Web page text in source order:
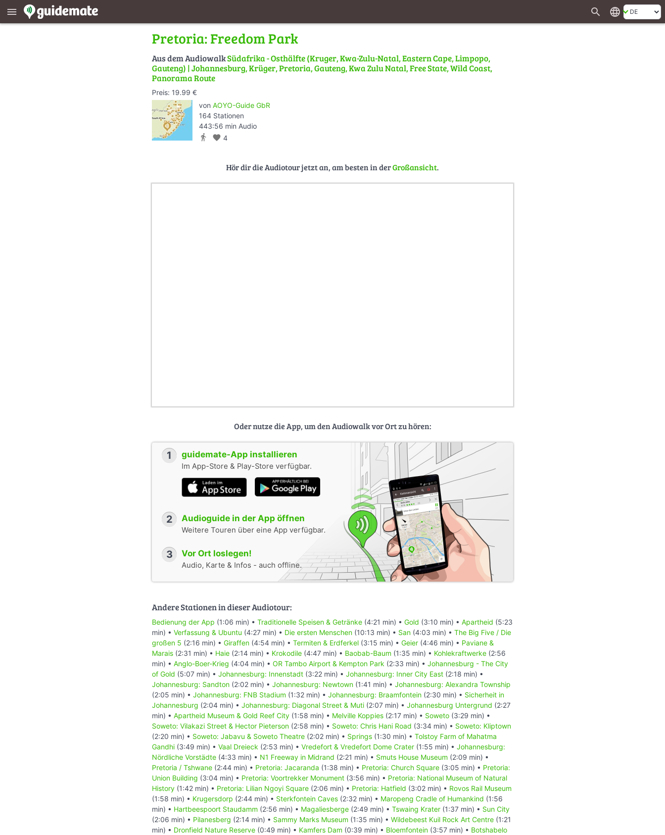
menu search language
Pretoria: Freedom Park
Aus dem AudiowalkSüdafrika - Osthälfte (Kruger, Kwa-Zulu-Natal, Eastern Cape, Limpopo,
Gauteng) | Johannesburg, Krüger, Pretoria, Gauteng, Kwa Zulu Natal, Free State, Wild Coast,
Panorama Route
Preis: 19.99 €
von AOYO-Guide GbR
164 Stationen
443:56 min Audio
directions_walk favorite 4
Hör dir die Audiotour jetzt an, am besten in derGroßansicht.
Oder nutze die App, um den Audiowalk vor Ort zu hören:
1 guidemate-App installieren
Im App-Store & Play-Store verfügbar.
2 Audioguide in der App öffnen
Weitere Touren über eine App verfügbar.
3 Vor Ort loslegen!
Audio, Karte & Infos - auch offline.
Andere Stationen in dieser Audiotour:
Bedienung der App (1:06 min) • Traditionelle Speisen & Getränke (4:21 min) • Gold (3:10 min) • Apartheid (5:23
min) • Verfassung & Ubuntu (4:27 min) • Die ersten Menschen (10:13 min) • San (4:03 min) • The Big Five / Die
großen 5 (2:16 min) • Giraffen (4:54 min) • Termiten & Erdferkel (3:15 min) • Geier (4:46 min) • Paviane &
Marais (2:31 min) • Haie (2:14 min) • Krokodile (4:47 min) • Baobab-Baum (1:35 min) • Kohlekraftwerke (2:56
min) • Anglo-Boer-Krieg (4:04 min) • OR Tambo Airport & Kempton Park (2:33 min) • Johannesburg - The City
of Gold (5:07 min) • Johannesburg: Innenstadt (3:22 min) • Johannesburg: Inner City East (2:18 min) •
Johannesburg: Sandton (2:02 min) • Johannesburg: Newtown (1:41 min) • Johannesburg: Alexandra Township
(2:05 min) • Johannesburg: FNB Stadium (1:32 min) • Johannesburg: Braamfontein (2:30 min) • Sicherheit in
Johannesburg (2:04 min) • Johannesburg: Diagonal Street & Muti (2:07 min) • Johannesburg Untergrund (2:27
min) • Apartheid Museum & Gold Reef City (1:58 min) • Melville Koppies (2:17 min) • Soweto (3:29 min) •
Soweto: Vilakazi Street & Hector Pieterson (2:58 min) • Soweto: Chris Hani Road (3:34 min) • Soweto: Kliptown
(2:20 min) • Soweto: Jabavu & Soweto Theatre (2:02 min) • Springs (1:30 min) • Tolstoy Farm of Mahatma
Gandhi (3:49 min) • Vaal Dreieck (2:53 min) • Vredefort & Vredefort Dome Crater (1:55 min) • Johannesburg:
Nördliche Vorstädte (4:33 min) • N1 Freeway in Midrand (2:21 min) • Smuts House Museum (2:09 min) •
Pretoria / Tshwane (2:44 min) • Pretoria: Jacaranda (1:38 min) • Pretoria: Church Square (3:05 min) • Pretoria:
Union Building (3:04 min) • Pretoria: Voortrekker Monument (3:56 min) • Pretoria: National Museum of Natural
History (1:42 min) • Pretoria: Lilian Ngoyi Square (2:06 min) • Pretoria: Hatfield (3:02 min) • Rovos Rail Museum
(1:58 min) • Krugersdorp (2:44 min) • Sterkfontein Caves (2:32 min) • Maropeng Cradle of Humankind (1:56
min) • Hartbeespoort Staudamm (2:56 min) • Magaliesberge (2:49 min) • Tswaing Krater (1:37 min) • Sun City
(2:06 min) • Pilanesberg (2:14 min) • Sammy Marks Museum (1:35 min) • Wildebeest Kuil Rock Art Centre (1:21
min) • Dronfield Nature Reserve (0:49 min) • Kamfers Dam (0:39 min) • Bloemfontein (3:57 min) • Botshabelo